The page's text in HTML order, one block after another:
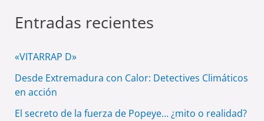
Entradas recientes
«VITARRAP D»
Desde Extremadura con Calor: Detectives Climáticos
en acción
El secreto de la fuerza de Popeye… ¿mito o realidad?